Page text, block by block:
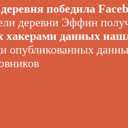
победила
деревни Эффин
хакерами данных
опубликованных